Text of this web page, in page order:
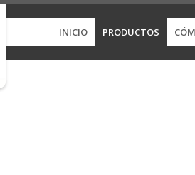
INICIO PRODUCTOS